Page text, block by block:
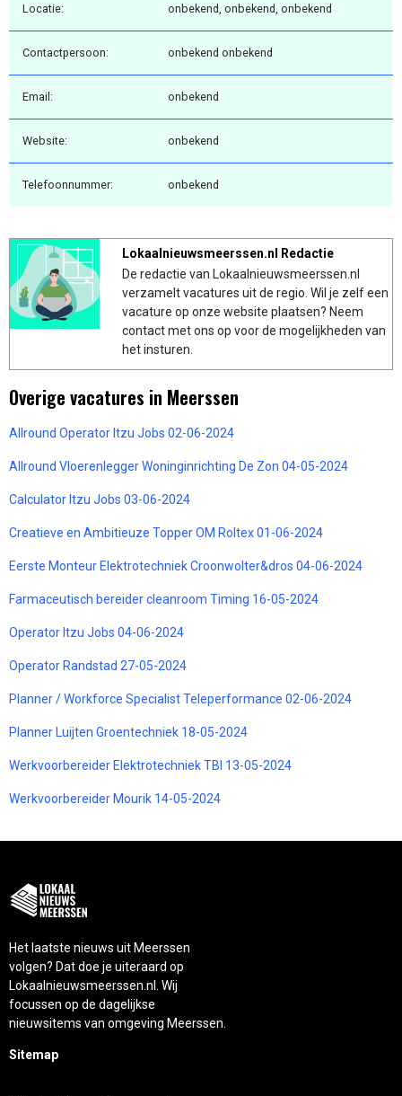
Locatie: onbekend, onbekend, onbekend
Contactpersoon: onbekend onbekend
Email: onbekend
Website: onbekend
Telefoonnummer: onbekend
Lokaalnieuwsmeerssen.nl Redactie
De redactie van Lokaalnieuwsmeerssen.nl
verzamelt vacatures uit de regio. Wil je zelf een
vacature op onze website plaatsen? Neem
contact met ons op voor de mogelijkheden van
het insturen.
Overige vacatures in Meerssen
Allround Operator Itzu Jobs 02-06-2024
Allround Vloerenlegger Woninginrichting De Zon 04-05-2024
Calculator Itzu Jobs 03-06-2024
Creatieve en Ambitieuze Topper OM Roltex 01-06-2024
Eerste Monteur Elektrotechniek Croonwolter&dros 04-06-2024
Farmaceutisch bereider cleanroom Timing 16-05-2024
Operator Itzu Jobs 04-06-2024
Operator Randstad 27-05-2024
Planner / Workforce Specialist Teleperformance 02-06-2024
Planner Luijten Groentechniek 18-05-2024
Werkvoorbereider Elektrotechniek TBI 13-05-2024
Werkvoorbereider Mourik 14-05-2024
Het laatste nieuws uit Meerssen
volgen? Dat doe je uiteraard op
Lokaalnieuwsmeerssen.nl. Wij
focussen op de dagelijkse
nieuwsitems van omgeving Meerssen.
Sitemap